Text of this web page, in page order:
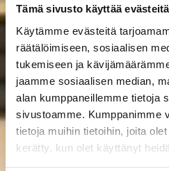
Tämä sivusto käyttää evästeitä
Käytämme evästeitä
räätälöimiseen, sosiaalisen
tukemiseen ja
jaamme sosiaalisen median,
alan kumppaneillemme tietoja
sivustoamme. Kumppanimme
tietoja muihin tietoihin, joita
kerätty, kun olet käyttänyt